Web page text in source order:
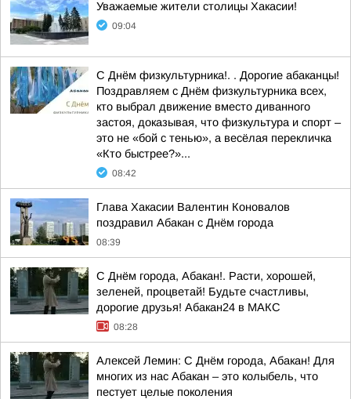
Уважаемые жители столицы Хакасии!
09:04
С Днём физкультурника!. . Дорогие абаканцы!
Поздравляем с Днём физкультурника всех,
кто выбрал движение вместо диванного
застоя, доказывая, что физкультура и спорт –
это не «бой с тенью», а весёлая перекличка
«Кто быстрее?»...
08:42
Глава Хакасии Валентин Коновалов
поздравил Абакан с Днём города
08:39
С Днём города, Абакан!. Расти, хорошей,
зеленей, процветай! Будьте счастливы,
дорогие друзья! Абакан24 в МАКС
08:28
Алексей Лемин: С Днём города, Абакан! Для
многих из нас Абакан – это колыбель, что
пестует целые поколения